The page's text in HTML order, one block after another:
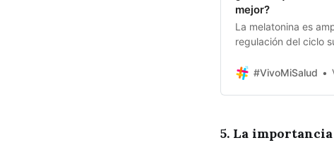
mejor?
La melatonina es
regulación del ciclo
funciones en el
#VivoMiSalud
5. La